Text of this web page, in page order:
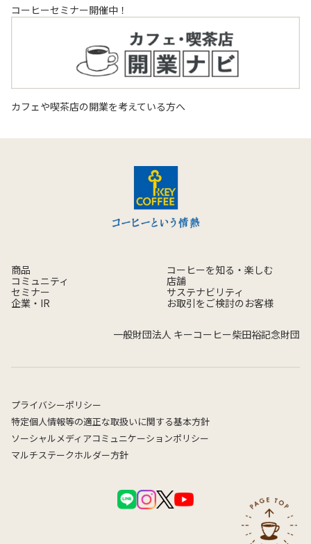
コーヒーセミナー開催中！
カフェや喫茶店の開業を考えている方へ
商品
コーヒーを知る・楽しむ
コミュニティ
店舗
セミナー
サステナビリティ
企業・IR
お取引をご検討のお客様
一般財団法人 キーコーヒー柴田裕記念財団
プライバシーポリシー
特定個人情報等の適正な取扱いに関する基本方針
ソーシャルメディアコミュニケーションポリシー
マルチステークホルダー方針